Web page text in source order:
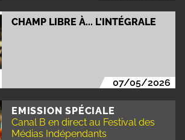
CHAMP LIBRE À... L'INTÉGRALE
07/05/2026
EMISSION SPÉCIALE
Canal B en direct au Festival des
Médias Indépendants